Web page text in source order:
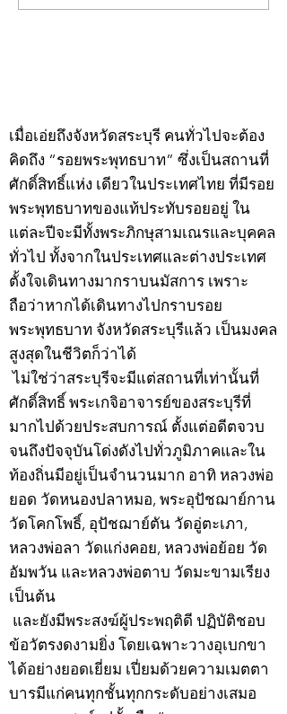
พระ"ประจำพุธที่ 29
เมื่อเอ่ยถึงจังหวัดสระบุรี คนทั่วไปจะต้อง
คิดถึง “รอยพระพุทธบาท” ซึ่งเป็นสถานที่
ศักดิ์สิทธิ์แห่ง เดียวในประเทศไทย ที่มีรอย
พระพุทธบาทของแท้ประทับรอยอยู่ ใน
แต่ละปีจะมีทั้งพระภิกษุสามเณรและบุคคล
ทั่วไป ทั้งจากในประเทศและต่างประเทศ
ตั้งใจเดินทางมากราบนมัสการ เพราะ
ถือว่าหากได้เดินทางไปกราบรอย
พระพุทธบาท จังหวัดสระบุรีแล้ว เป็นมงคล
สูงสุดในชีวิตก็ว่าได้
ไม่ใช่ว่าสระบุรีจะมีแต่สถานที่เท่านั้นที่
ศักดิ์สิทธิ์ พระเกจิอาจารย์ของสระบุรีที่
มากไปด้วยประสบการณ์ ตั้งแต่อดีตจวบ
จนถึงปัจจุบันโด่งดังไปทั่วภูมิภาคและใน
ท้องถิ่นมีอยู่เป็นจำนวนมาก อาทิ หลวงพ่อ
ยอด วัดหนองปลาหมอ, พระอุปัชฌาย์กาน
วัดโคกโพธิ์, อุปัชฌาย์ตัน วัดอู่ตะเภา,
หลวงพ่อลา วัดแก่งคอย, หลวงพ่อย้อย วัด
อัมพวัน และหลวงพ่อตาบ วัดมะขามเรียง
เป็นต้น
และยังมีพระสงฆ์ผู้ประพฤติดี ปฏิบัติชอบ
ข้อวัตรงดงามยิ่ง โดยเฉพาะวางอุเบกขา
ได้อย่างยอดเยี่ยม เปี่ยมด้วยความเมตตา
บารมีแก่คนทุกชั้นทุกกระดับอย่างเสมอ